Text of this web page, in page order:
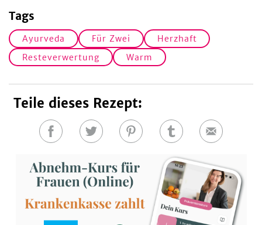
Tags
Ayurveda Für Zwei
Herzhaft
Resteverwertung
Warm
Teile dieses Rezept:
Auf
teilen
Auf
teilen
Auf
teilen
Auf
teilen
E-